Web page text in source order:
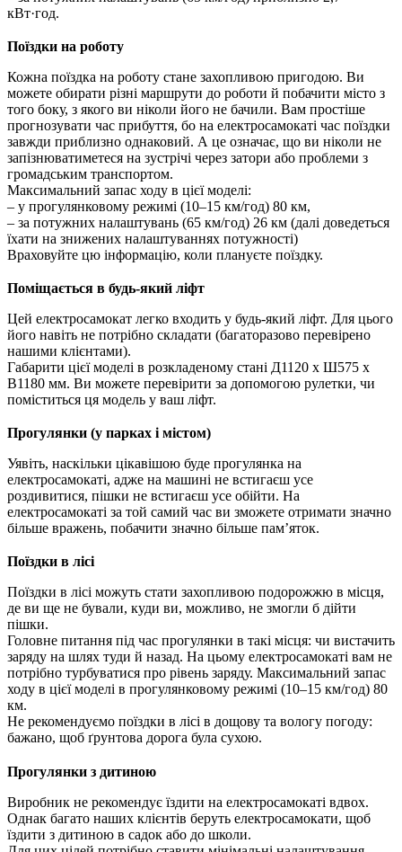
кВт·год.
Поїздки на роботу
Кожна поїздка на роботу стане захопливою пригодою. Ви
можете обирати різні маршрути до роботи й побачити місто з
того боку, з якого ви ніколи його не бачили. Вам простіше
прогнозувати час прибуття, бо на електросамокаті час поїздки
завжди приблизно однаковий. А це означає, що ви ніколи не
запізнюватиметеся на зустрічі через затори або проблеми з
громадським транспортом.
Максимальний запас ходу в цієї моделі:
– у прогулянковому режимі (10–15 км/год) 80 км,
– за потужних налаштувань (65 км/год) 26 км (далі доведеться
їхати на знижених налаштуваннях потужності)
Враховуйте цю інформацію, коли плануєте поїздку.
Поміщається в будь-який ліфт
Цей електросамокат легко входить у будь-який ліфт. Для цього
його навіть не потрібно складати (багаторазово перевірено
нашими клієнтами).
Габарити цієї моделі в розкладеному стані Д1120 х Ш575 х
В1180 мм. Ви можете перевірити за допомогою рулетки, чи
поміститься ця модель у ваш ліфт.
Прогулянки (у парках і містом)
Уявіть, наскільки цікавішою буде прогулянка на
електросамокаті, адже на машині не встигаєш усе
роздивитися, пішки не встигаєш усе обійти. На
електросамокаті за той самий час ви зможете отримати значно
більше вражень, побачити значно більше пам’яток.
Поїздки в лісі
Поїздки в лісі можуть стати захопливою подорожжю в місця,
де ви ще не бували, куди ви, можливо, не змогли б дійти
пішки.
Головне питання під час прогулянки в такі місця: чи вистачить
заряду на шлях туди й назад. На цьому електросамокаті вам не
потрібно турбуватися про рівень заряду. Максимальний запас
ходу в цієї моделі в прогулянковому режимі (10–15 км/год) 80
км.
Не рекомендуємо поїздки в лісі в дощову та вологу погоду:
бажано, щоб ґрунтова дорога була сухою.
Прогулянки з дитиною
Виробник не рекомендує їздити на електросамокаті вдвох.
Однак багато наших клієнтів беруть електросамокати, щоб
їздити з дитиною в садок або до школи.